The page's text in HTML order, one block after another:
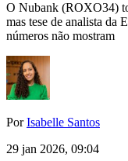
O Nubank (ROXO34)
mas tese de analista da
números não mostram
PorIsabelle Santos
29 jan 2026, 09:04